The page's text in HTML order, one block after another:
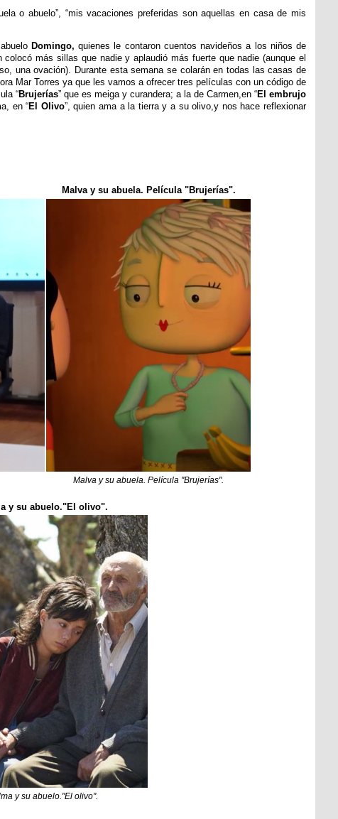
o abuelo”, “mis vacaciones preferidas son aquellas en casa de mis
Domingo, quienes le contaron cuentos navideños a los niños de
colocó más sillas que nadie y aplaudió más fuerte que nadie (aunque el
una ovación). Durante esta semana se colarán en todas las casas de
Mar Torres ya que les vamos a ofrecer tres películas con un código de
“Brujerías” que es meiga y curandera; a la de Carmen,en “El embrujo
en “El Olivo”, quien ama a la tierra y a su olivo,y nos hace reflexionar
Malva y su abuela. Película "Brujerías".
Malva y su abuela. Película "Brujerías".
y su abuelo."El olivo".
y su abuelo."El olivo".